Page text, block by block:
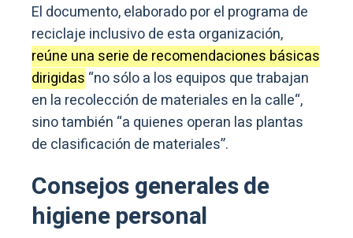
El documento, elaborado por el programa de
reciclaje inclusivo de esta organización,
reúne una serie de recomendaciones básicas
dirigidas “no sólo a los equipos que trabajan
en la recolección de materiales en la calle“,
sino también “a quienes operan las plantas
de clasificación de materiales”.
Consejos generales de
higiene personal